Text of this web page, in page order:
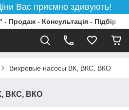
Вас приємно здивують!
- Консультація - Підбір
Вихревые насосы ВК, ВКС, ВКО
ВКС, ВКО